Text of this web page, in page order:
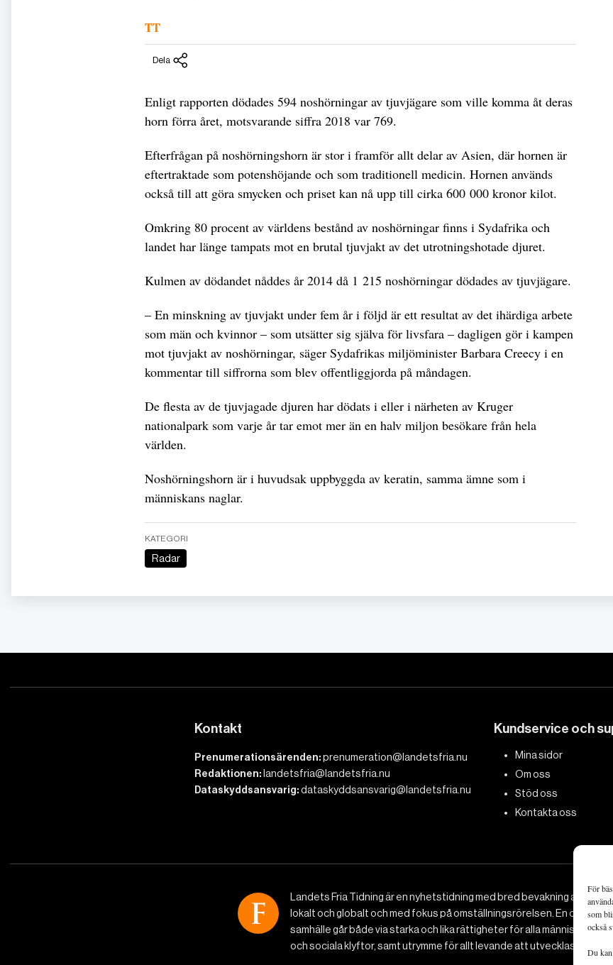
För
som
också
Du
TT
Dela
Enligt rapporten dödades 594 noshörningar av tjuvjägare som ville komma åt deras
horn förra året, motsvarande siffra 2018 var 769.
Efterfrågan på noshörningshorn är stor i framför allt delar av Asien, där hornen är
eftertraktade som potenshöjande och som traditionell medicin. Hornen används
också till att göra smycken och priset kan nå upp till cirka 600 000 kronor kilot.
Omkring 80 procent av världens bestånd av noshörningar finns i Sydafrika och
landet har länge tampats mot en brutal tjuvjakt av det utrotningshotade djuret.
Kulmen av dödandet nåddes år 2014 då 1 215 noshörningar dödades av tjuvjägare.
– En minskning av tjuvjakt under fem år i följd är ett resultat av det ihärdiga arbete
som män och kvinnor – som utsätter sig själva för livsfara – dagligen gör i kampen
mot tjuvjakt av noshörningar, säger Sydafrikas miljöminister Barbara Creecy i en
kommentar till siffrorna som blev offentliggjorda på måndagen.
De flesta av de tjuvjagade djuren har dödats i eller i närheten av Kruger
nationalpark som varje år tar emot mer än en halv miljon besökare från hela
världen.
Noshörningshorn är i huvudsak uppbyggda av keratin, samma ämne som i
människans naglar.
KATEGORI
Radar
Kontakt
Prenumerationsärenden:prenumeration@landetsfria.nu
Redaktionen: landetsfria@landetsfria.nu
Dataskyddsansvarig:dataskyddsansvarig@landetsfria.nu
Kundservice och
Mina sidor
Om oss
Stöd oss
Kontakta oss
Landets Fria Tidning är en nyhetstidning med bred bevakning av det
lokalt och globalt och med fokus på omställningsrörelsen. En
samhälle går både via starka och lika rättigheter för alla människor,
och sociala klyftor, samt utrymme för allt levande att utvecklas och